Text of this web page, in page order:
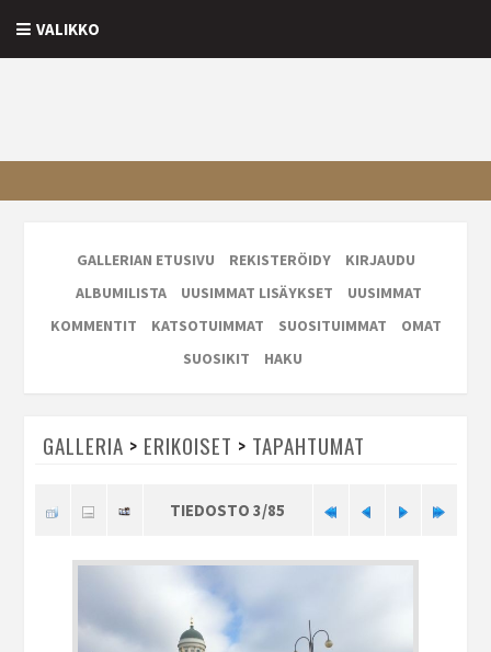
VALIKKO
GALLERIAN ETUSIVU REKISTERÖIDY
KIRJAUDU
ALBUMILISTA
UUSIMMAT LISÄYKSET
UUSIMMAT
KOMMENTIT
KATSOTUIMMAT SUOSITUIMMAT
OMAT
SUOSIKIT
HAKU
GALLERIA > ERIKOISET > TAPAHTUMAT
TIEDOSTO 3/85